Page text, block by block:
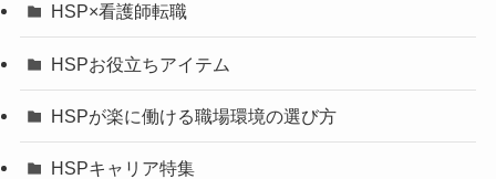
HSP×看護師転職
HSPお役立ちアイテム
HSPが楽に働ける職場環境の選び方
HSPキャリア特集